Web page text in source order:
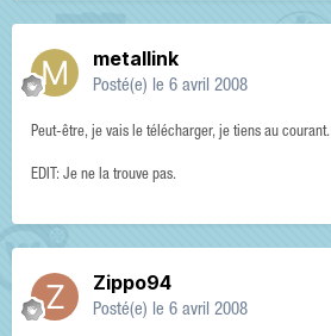
metallink
Posté(e) le 6 avril 2008
Peut-être, je vais le télécharger, je tiens au courant.
EDIT: Je ne la trouve pas.
Zippo94
Posté(e) le 6 avril 2008